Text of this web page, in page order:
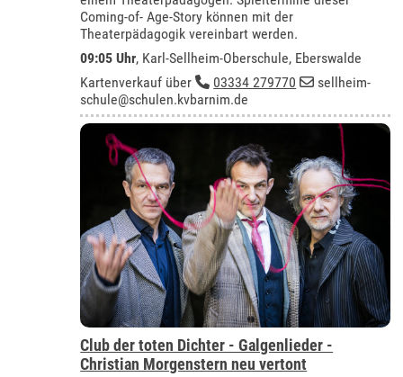
Coming-of- Age-Story können mit der
Theaterpädagogik vereinbart werden.
09:05 Uhr, Karl-Sellheim-Oberschule, Eberswalde
Kartenverkauf über
03334 279770
sellheim-
schule@schulen.kvbarnim.de
Club der toten Dichter - Galgenlieder -
Christian Morgenstern neu vertont